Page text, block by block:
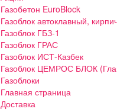
Газобетон EuroBlock
Газоблок автоклавный,
Газоблок ГБЗ-1
Газоблок ГРАС
Газоблок ИСТ-Казбек
Газоблок ЦЕМРОС БЛОК
Газоблоки
Главная страница
Доставка